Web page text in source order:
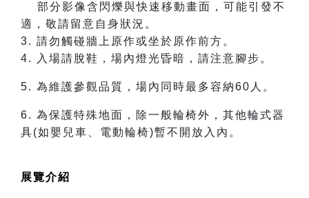
部分影像含閃爍與快速移動畫面，可能引發不
適，敬請留意自身狀況。
3. 請勿觸碰牆上原作或坐於原作前方。
4. 入場請脫鞋，場內燈光昏暗，請注意腳步。
5. 為維護參觀品質，場內同時最多容納60人。
6. 為保護特殊地面，除一般輪椅外，其他輪式器
具(如嬰兒車、電動輪椅)暫不開放入內。
展覽介紹